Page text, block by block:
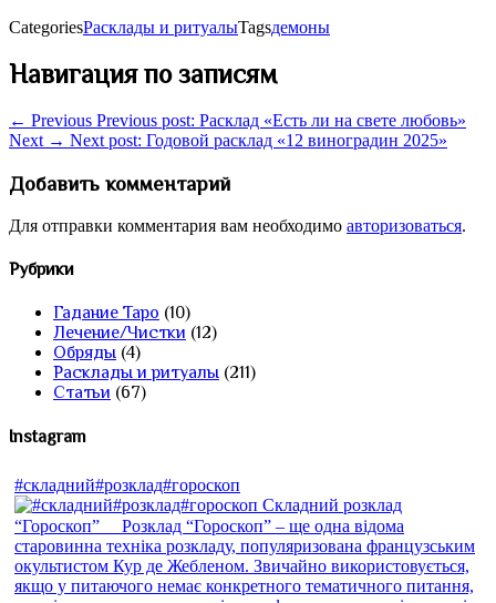
CategoriesРасклады и ритуалыTagsдемоны
Навигация по записям
← Previous Previous post: Расклад «Есть ли на свете любовь»
Next → Next post: Годовой расклад «12 виноградин 2025»
Добавить комментарий
Для отправки комментария вам необходимо авторизоваться.
Рубрики
Гадание Таро (10)
Лечение/Чистки (12)
Обряды (4)
Расклады и ритуалы (211)
Статьи (67)
Instagram
#складний#розклад#гороскоп